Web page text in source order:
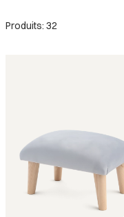
Produits: 32